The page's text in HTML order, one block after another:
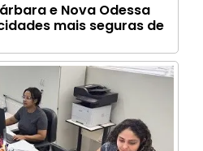
e Nova Odessa
mais seguras de